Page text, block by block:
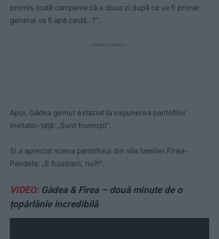
promis toată campania că a doua zi după ce va fi primar
general va fi apă caldă…?”.
- Advertisement -
Apoi, Gâdea gemut extaziat la expunerea pantofilor
invitatei-țață: „Sunt frumoși!”.
Și a apreciat scena pantofului din vila familiei Firea-
Pandele: „E frustrant, nu?!”.
VIDEO:Gâdea & Firea – două minute de o
țopârlănie incredibilă